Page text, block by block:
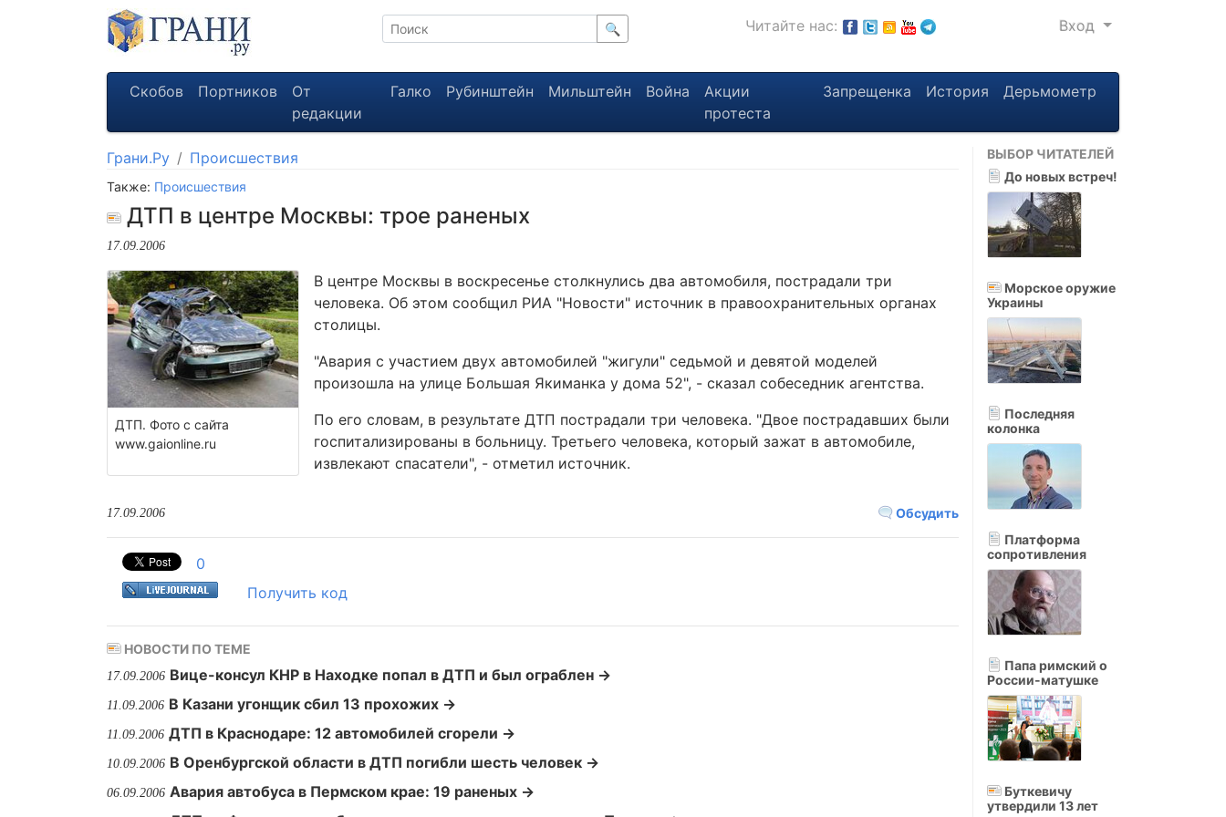
🔍 Читайте нас: Вход
Скобов Портников
От
редакции
Галко Рубинштейн Мильштейн Война
Акции
протеста
Запрещенка История Дерьмометр
Грани.Ру Происшествия
Также: Происшествия
ДТП в центре Москвы: трое раненых
17.09.2006
ДТП. Фото с сайта
www.gaionline.ru
В центре Москвы в воскресенье столкнулись два автомобиля, пострадали три
человека. Об этом сообщил РИА "Новости" источник в правоохранительных органах
столицы.
"Авария с участием двух автомобилей "жигули" седьмой и девятой моделей
произошла на улице Большая Якиманка у дома 52", - сказал собеседник агентства.
По его словам, в результате ДТП пострадали три человека. "Двое пострадавших были
госпитализированы в больницу. Третьего человека, который зажат в автомобиле,
извлекают спасатели", - отметил источник.
Обсудить
17.09.2006
0
Получить код
НОВОСТИ ПО ТЕМЕ
17.09.2006 Вице-консул КНР в Находке попал в ДТП и был ограблен →
11.09.2006 В Казани угонщик сбил 13 прохожих →
11.09.2006 ДТП в Краснодаре: 12 автомобилей сгорели →
10.09.2006 В Оренбургской области в ДТП погибли шесть человек →
06.09.2006 Авария автобуса в Пермском крае: 19 раненых →
ВЫБОР ЧИТАТЕЛЕЙ
До новых встреч!
Морское оружие
Украины
Последняя
колонка
Платформа
сопротивления
Папа римский о
России-матушке
Буткевичу
утвердили 13 лет